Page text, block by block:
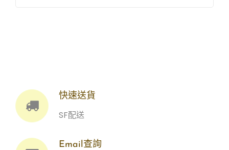
快速送貨
SF配送
Email查詢